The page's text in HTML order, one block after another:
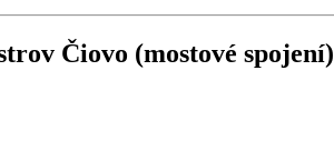
Čiovo (mostové spojení)